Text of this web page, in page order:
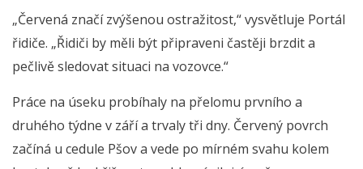
„Červená značí zvýšenou ostražitost,“ vysvětluje Portál
řidiče. „Řidiči by měli být připraveni častěji brzdit a
pečlivě sledovat situaci na vozovce.“
Práce na úseku probíhaly na přelomu prvního a
druhého týdne v září a trvaly tři dny. Červený povrch
začíná u cedule Pšov a vede po mírném svahu kolem